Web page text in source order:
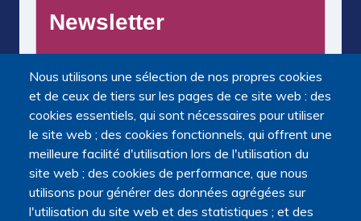
Nous utilisons une sélection de nos propres cookies
et de ceux de tiers sur les pages de ce site web : des
cookies essentiels, qui sont nécessaires pour utiliser
le site web ; des cookies fonctionnels, qui offrent une
meilleure facilité d'utilisation lors de l'utilisation du
site web ; des cookies de performance, que nous
utilisons pour générer des données agrégées sur
l'utilisation du site web et des statistiques ; et des